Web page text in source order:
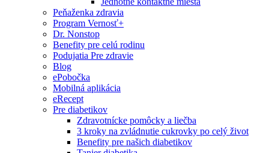
Peňaženka zdravia
Program Vernosť+
Dr. Nonstop
Benefity pre celú rodinu
Podujatia Pre zdravie
Blog
ePobočka
Mobilná aplikácia
eRecept
Pre diabetikov
Zdravotnícke pomôcky a liečba
3 kroky na zvládnutie cukrovky po celý život
Benefity pre našich diabetikov